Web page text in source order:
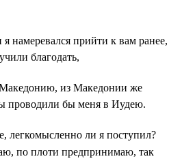
намеревался прийти к вам ранее,
благодать,
Македонию, из Македонии же
проводили бы меня в Иудею.
легкомысленно ли я поступил?
по плоти предпринимаю, так